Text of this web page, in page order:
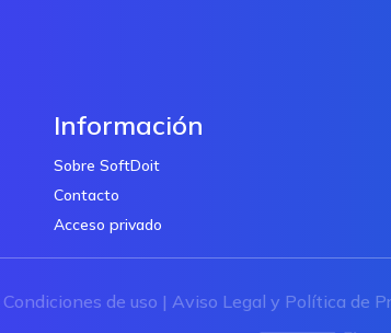
Información
Sobre SoftDoit
Contacto
Acceso privado
Condiciones de uso | Aviso Legal y Política de